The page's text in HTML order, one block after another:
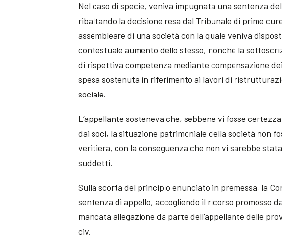
Nel caso di specie, veniva impugnata una sentenza
ribaltando la decisione resa dal Tribunale di prime
assembleare di una società con la quale veniva
contestuale aumento dello stesso, nonché la
di rispettiva competenza mediante compensazione
spesa sostenuta in riferimento ai lavori di
sociale.
L’appellante sosteneva che, sebbene vi fosse
dai soci, la situazione patrimoniale della società non
veritiera, con la conseguenza che non vi sarebbe
suddetti.
Sulla scorta del principio enunciato in premessa, la
sentenza di appello, accogliendo il ricorso promosso
mancata allegazione da parte dell’appellante delle
civ.